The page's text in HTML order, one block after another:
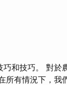
巧和技巧。 對於
所有情況下，我